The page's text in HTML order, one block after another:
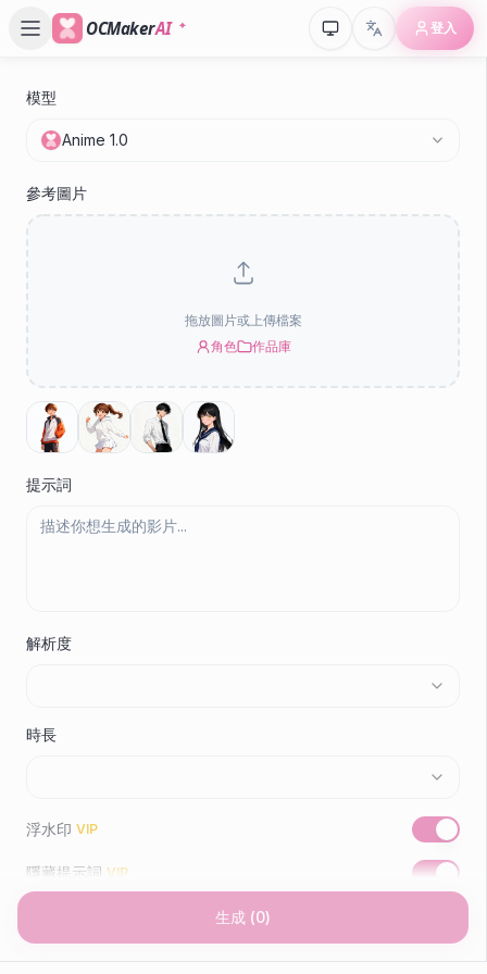
OCMakerAI 登入
模型
Anime 1.0
參考圖片
拖放圖片或上傳檔案
角色
作品庫
提示詞
解析度
時長
浮水印 VIP
隱藏提示詞 VIP
生成 (0)